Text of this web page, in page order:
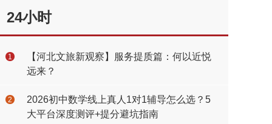
24小时
1
【河北文旅新观察】服务提质篇：何以近悦
远来？
2
2026初中数学线上真人1对1辅导怎么选？5
大平台深度测评+提分避坑指南